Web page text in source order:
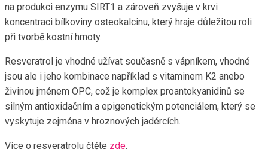
na produkci enzymu SIRT1 a zároveň zvyšuje v krvi
koncentraci bílkoviny osteokalcinu, který hraje důležitou roli
při tvorbě kostní hmoty.
Resveratrol je vhodné užívat současně s vápníkem, vhodné
jsou ale i jeho kombinace například s vitaminem K2 anebo
živinou jménem OPC, což je komplex proantokyanidinů se
silným antioxidačním a epigenetickým potenciálem, který se
vyskytuje zejména v hroznových jadércích.
Více o resveratrolu čtěte zde.